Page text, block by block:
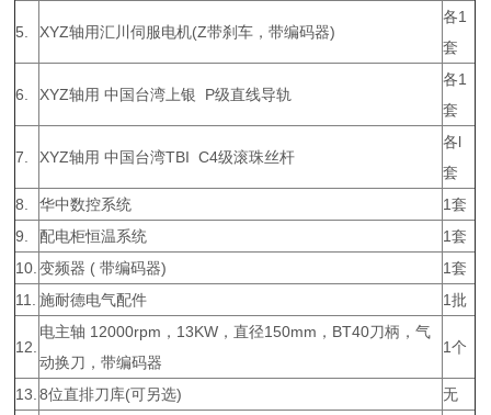
5. XYZ轴用汇川伺服电机(Z带刹车，带编码器)
各1
套
6. XYZ轴用 中国台湾上银 P级直线导轨
各1
套
7. XYZ轴用 中国台湾TBI C4级滚珠丝杆
各l
套
8.
华中数控系统
1套
9.
配电柜恒温系统
1套
10. 变频器 ( 带编码器)
1套
11.
施耐德电气配件 1批
12.
电主轴 12000rpm，13KW，直径150mm，BT40刀柄，气
动换刀，带编码器
1个
13. 8位直排刀库(可另选)
无